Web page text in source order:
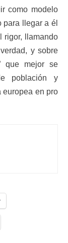
como modelo
para llegar a él
rigor, llamando
y sobre
que mejor se
población y
europea en pro